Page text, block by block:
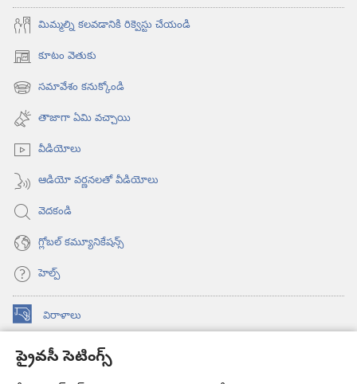
ప్రైవసీ సెటింగ్స్
మిమ్మల్ని కలవడానికి రిక్వెస్టు చేయండి
కూటం వెతుకు
(కొత్త
విండో
ఓపెన్‌
అవుతుంది)
సమావేశం కనుక్కోండి
(కొత్త
విండో
ఓపెన్‌
అవుతుంది)
తాజాగా ఏమి వచ్చాయి
వీడియోలు
ఆడియో వర్ణనలతో వీడియోలు
వెదకండి
గ్లోబల్‌ కమ్యూనికేషన్స్‌
హెల్ప్‌
విరాళాలు
(కొత్త
ఓపెన్‌ కావలికోట ఆన్‌లైన్‌ లైబ్రరీ
(కొత్త